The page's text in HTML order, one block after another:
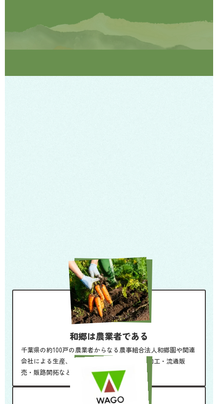
WACで本物の農業を学ぼう！
お申し込みフォームはこちら
和郷は農業者である
千葉県の約100戸の農業者からなる農事組合法人和郷園や関連
会社による生産、全国からの調達、その後の加工・流通販
売・販路開拓など一貫して行っています。